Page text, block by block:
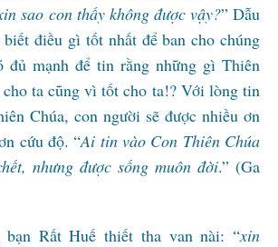
sao con thấy không được vậy?” Dẫu
biết điều gì tốt nhất để ban cho chúng
mạnh để tin rằng những gì Thiên
ta cũng vì tốt cho ta!? Với lòng tin
Chúa, con người sẽ được nhiều ơn
cứu độ. “Ai tin vào Con Thiên Chúa
nhưng được sống muôn đời.” (Ga
Rất Huế thiết tha van nài: “xin